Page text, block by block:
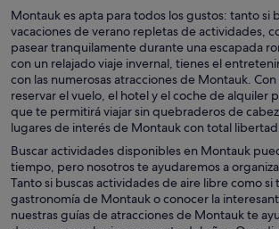
Montauk es apta para todos los gustos: tanto si
vacaciones de verano repletas de actividades,
pasear tranquilamente durante una escapada
con un relajado viaje invernal, tienes el
con las numerosas atracciones de Montauk.
reservar el vuelo, el hotel y el coche de alquiler
que te permitirá viajar sin quebraderos de
lugares de interés de Montauk con total libertad.
Buscar actividades disponibles en Montauk
tiempo, pero nosotros te ayudaremos a
Tanto si buscas actividades de aire libre como
gastronomía de Montauk o conocer la
nuestras guías de atracciones de Montauk te